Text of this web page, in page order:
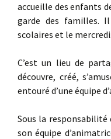
accueille des enfants
garde des familles.
scolaires et le mercredi.
C’est un lieu de
découvre, créé,
entouré d’une équipe
Sous la responsabilité
son équipe